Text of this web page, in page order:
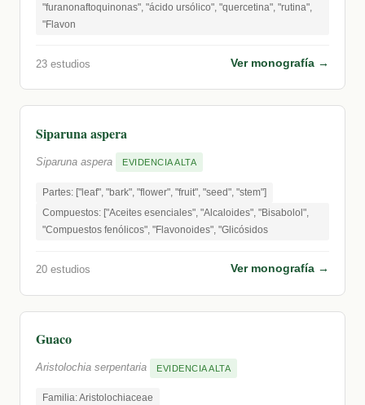
"furanonaftoquinonas", "ácido ursólico", "quercetina", "rutina",
"Flavon
23 estudios Ver monografía →
Siparuna aspera
Siparuna aspera EVIDENCIA ALTA
Partes: ["leaf", "bark", "flower", "fruit", "seed", "stem"]
Compuestos: ["Aceites esenciales", "Alcaloides", "Bisabolol",
"Compuestos fenólicos", "Flavonoides", "Glicósidos
20 estudios Ver monografía →
Guaco
Aristolochia serpentaria EVIDENCIA ALTA
Familia: Aristolochiaceae